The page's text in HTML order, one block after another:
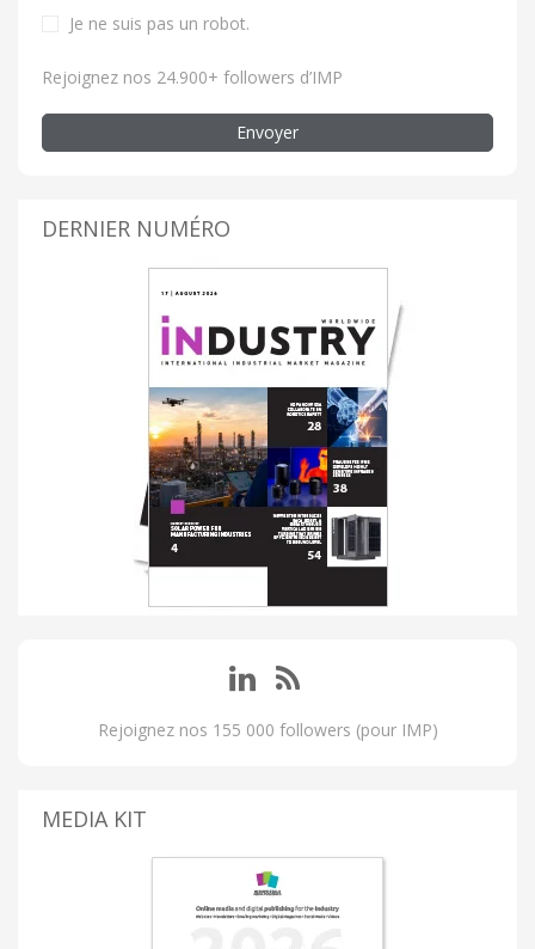
Je ne suis pas un robot.
Rejoignez nos 24.900+ followers d’IMP
Envoyer
DERNIER NUMÉRO
Rejoignez nos 155 000 followers (pour IMP)
MEDIA KIT